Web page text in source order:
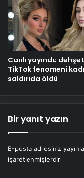
Canlı yayında
TikTok fenomeni
saldırıda öldü
Bir yanıt yazın
E-posta adresiniz
işaretlenmişlerdir